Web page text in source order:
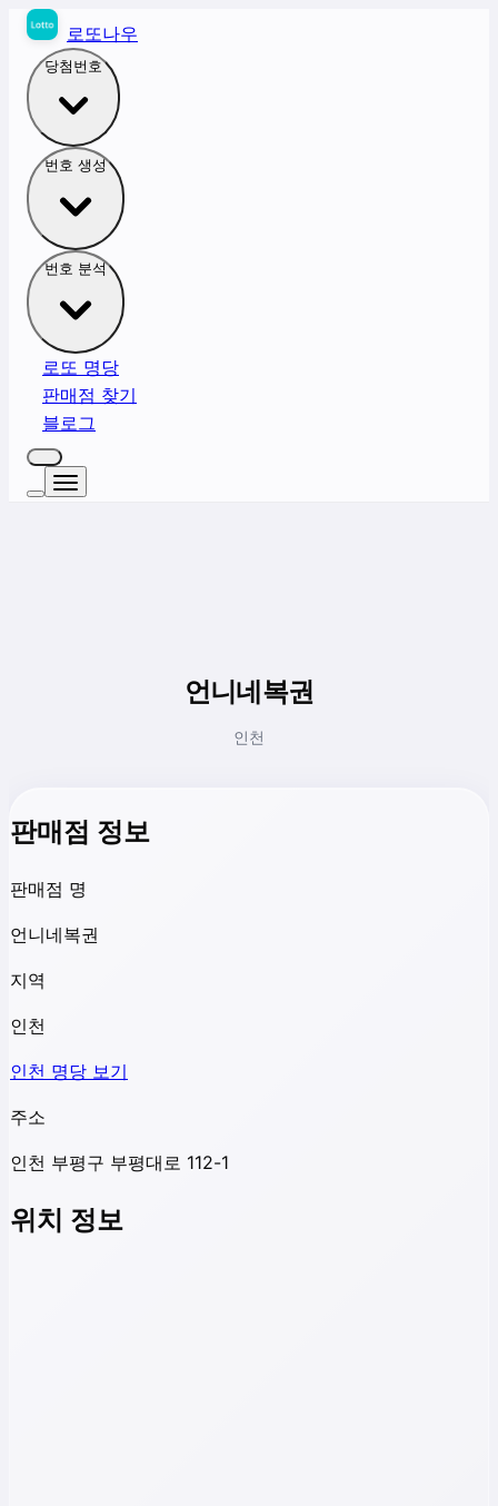
로또나우
당첨번호
번호 생성
번호 분석
로또 명당
판매점 찾기
블로그
언니네복권
인천
판매점 정보
판매점 명
언니네복권
지역
인천
인천 명당 보기
주소
인천 부평구 부평대로 112-1
위치 정보